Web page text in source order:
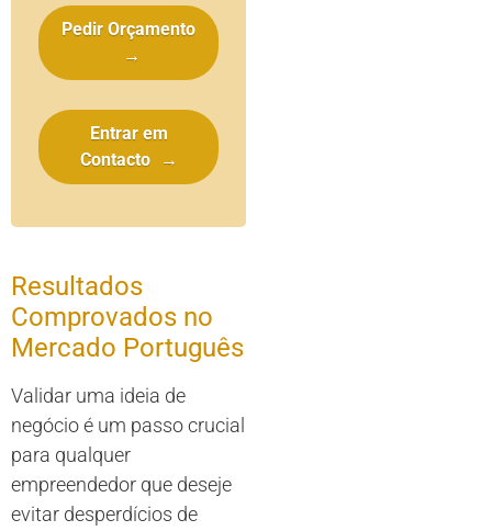
Pedir Orçamento
→
Entrar em
Contacto
→
Resultados
Comprovados no
Mercado Português
Validar uma ideia de
negócio é um passo crucial
para qualquer
empreendedor que deseje
evitar desperdícios de